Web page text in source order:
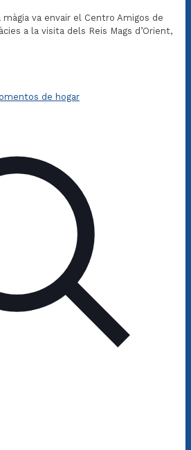
va envair el Centro Amigos de
a la visita dels Reis Mags d’Orient,